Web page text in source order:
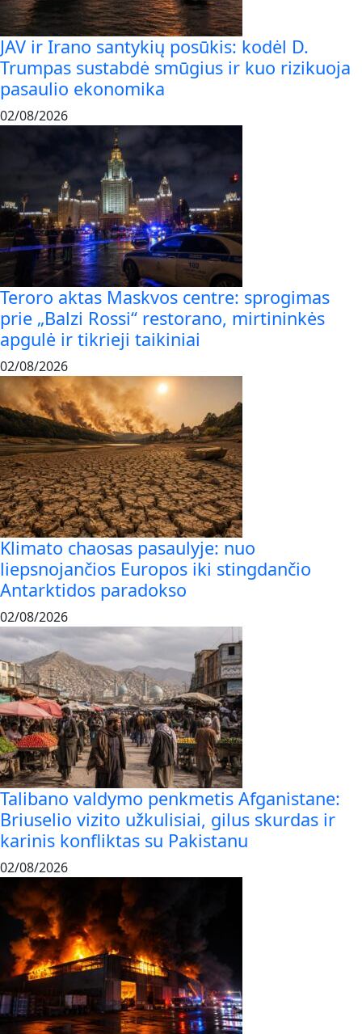
JAV ir Irano santykių posūkis: kodėl D.
Trumpas sustabdė smūgius ir kuo rizikuoja
pasaulio ekonomika
02/08/2026
Teroro aktas Maskvos centre: sprogimas
prie „Balzi Rossi“ restorano, mirtininkės
apgulė ir tikrieji taikiniai
02/08/2026
Klimato chaosas pasaulyje: nuo
liepsnojančios Europos iki stingdančio
Antarktidos paradokso
02/08/2026
Talibano valdymo penkmetis Afganistane:
Briuselio vizito užkulisiai, gilus skurdas ir
karinis konfliktas su Pakistanu
02/08/2026